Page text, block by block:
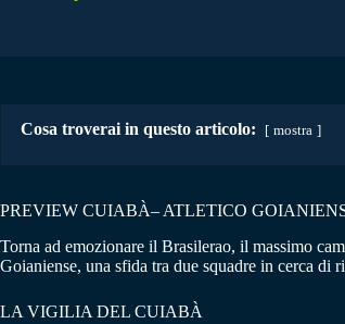
Cosa troverai in questo articolo: mostra
PREVIEW CUIABÀ– ATLETICO
Torna ad emozionare il Brasilerao, il massimo
Goianiense, una sfida tra due squadre in cerca
LA VIGILIA DEL CUIABÀ